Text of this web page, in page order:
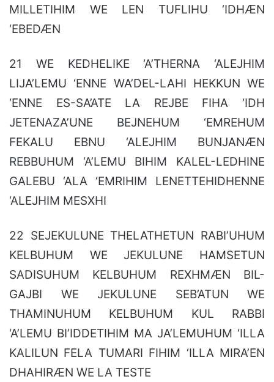
MILLETIHIM WE LEN TUFLIHU ‘IDHÆN
‘EBEDÆN
21 WE KEDHELIKE ‘A’THERNA ‘ALEJHIM
LIJA’LEMU ‘ENNE WA’DEL-LAHI HEKKUN WE
‘ENNE ES-SA’ATE LA REJBE FIHA ‘IDH
JETENAZA’UNE BEJNEHUM ‘EMREHUM
FEKALU EBNU ‘ALEJHIM BUNJANÆN
REBBUHUM ‘A’LEMU BIHIM KALEL-LEDHINE
GALEBU ‘ALA ‘EMRIHIM LENETTEHIDHENNE
‘ALEJHIM MESXHI
22 SEJEKULUNE THELATHETUN RABI’UHUM
KELBUHUM WE JEKULUNE HAMSETUN
SADISUHUM KELBUHUM REXHMÆN BIL-
GAJBI WE JEKULUNE SEB’ATUN WE
THAMINUHUM KELBUHUM KUL RABBI
‘A’LEMU BI’IDDETIHIM MA JA’LEMUHUM ‘ILLA
KALILUN FELA TUMARI FIHIM ‘ILLA MIRA’EN
DHAHIRÆN WE LA TESTE